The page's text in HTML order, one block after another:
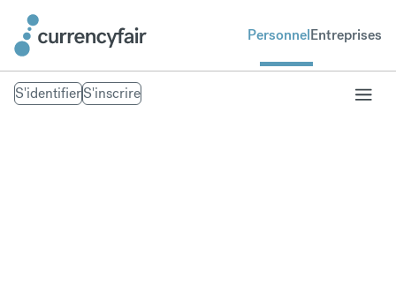
PersonnelEntreprises
S'identifierS'inscrire